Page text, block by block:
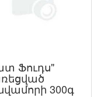
Ֆուդս"
300գ